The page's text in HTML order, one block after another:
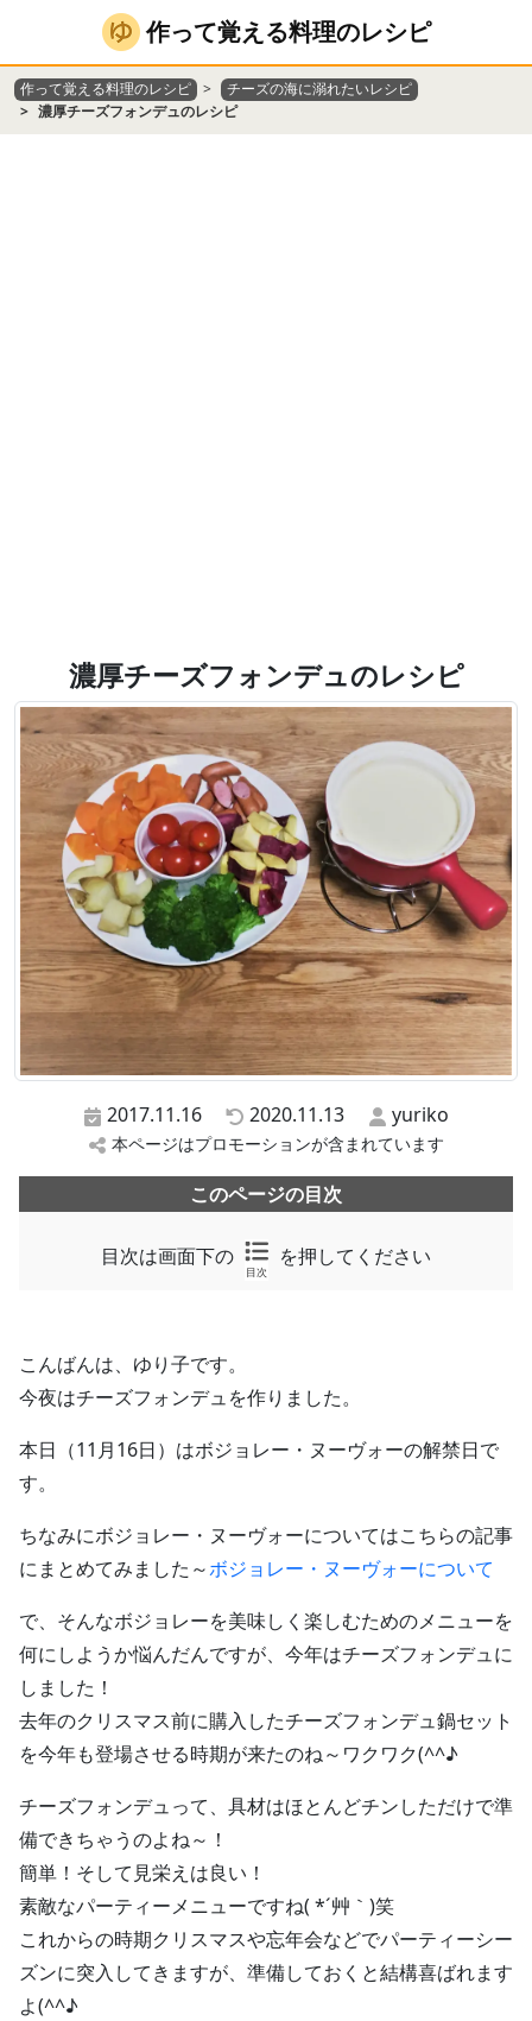
作って覚える料理のレシピ
作って覚える料理のレシピ
チーズの海に溺れたいレシピ
濃厚チーズフォンデュのレシピ
濃厚チーズフォンデュのレシピ
2017.11.16 2020.11.13 yuriko
本ページはプロモーションが含まれています
このページの目次
目次は画面下の
目次
を押してください
こんばんは、ゆり子です。
今夜はチーズフォンデュを作りました。
本日（11月16日）はボジョレー・ヌーヴォーの解禁日で
す。
ちなみにボジョレー・ヌーヴォーについてはこちらの記事
にまとめてみました～ボジョレー・ヌーヴォーについて
で、そんなボジョレーを美味しく楽しむためのメニューを
何にしようか悩んだんですが、今年はチーズフォンデュに
しました！
去年のクリスマス前に購入したチーズフォンデュ鍋セット
を今年も登場させる時期が来たのね～ワクワク(^^♪
チーズフォンデュって、具材はほとんどチンしただけで準
備できちゃうのよね～！
簡単！そして見栄えは良い！
素敵なパーティーメニューですね( *´艸｀)笑
これからの時期クリスマスや忘年会などでパーティーシー
ズンに突入してきますが、準備しておくと結構喜ばれます
よ(^^♪